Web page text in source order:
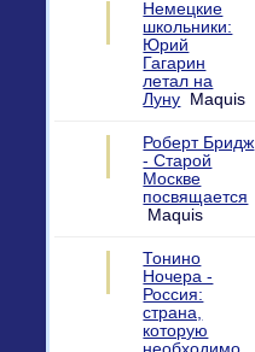
Немецкие
школьники:
Юрий
Гагарин
летал на
Луну
Maquis
Роберт Бридж
- Старой
Москве
посвящается
Maquis
Тонино
Ночера -
Россия:
страна,
которую